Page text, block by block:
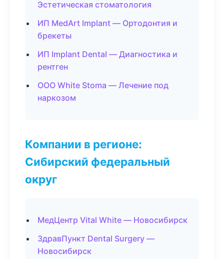
Эстетическая стоматология
ИП MedArt Implant — Ортодонтия и
брекеты
ИП Implant Dental — Диагностика и
рентген
ООО White Stoma — Лечение под
наркозом
Компании в регионе:
Сибирский федеральный
округ
МедЦентр Vital White — Новосибирск
ЗдравПункт Dental Surgery —
Новосибирск